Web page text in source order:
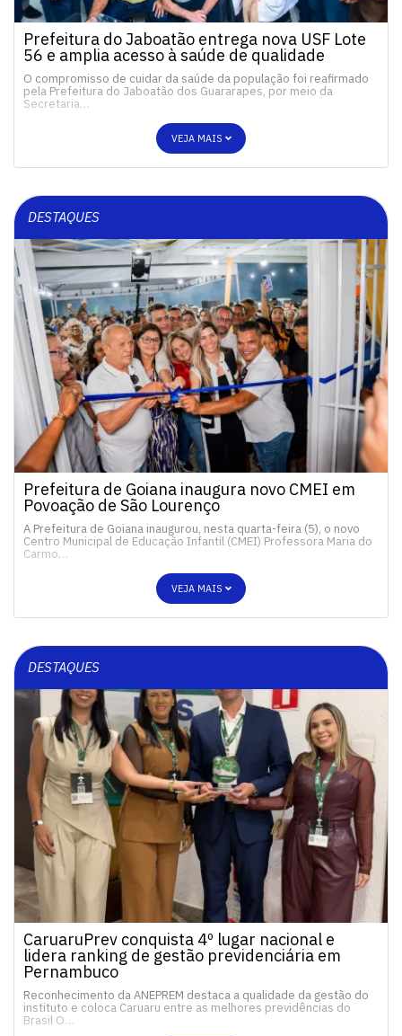
Prefeitura do Jaboatão entrega nova USF Lote
56 e amplia acesso à saúde de qualidade
O compromisso de cuidar da saúde da população foi reafirmado
pela Prefeitura do Jaboatão dos Guararapes, por meio da
Secretaria…
VEJA MAIS
DESTAQUES
Prefeitura de Goiana inaugura novo CMEI em
Povoação de São Lourenço
A Prefeitura de Goiana inaugurou, nesta quarta-feira (5), o novo
Centro Municipal de Educação Infantil (CMEI) Professora Maria do
Carmo…
VEJA MAIS
DESTAQUES
CaruaruPrev conquista 4º lugar nacional e
lidera ranking de gestão previdenciária em
Pernambuco
Reconhecimento da ANEPREM destaca a qualidade da gestão do
instituto e coloca Caruaru entre as melhores previdências do
Brasil O…